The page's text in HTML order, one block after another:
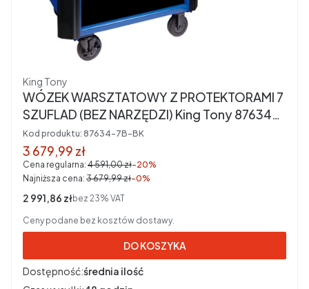
Producent
King Tony
WÓZEK WARSZTATOWY Z PROTEKTORAMI 7
SZUFLAD (BEZ NARZĘDZI) King Tony 87634-
7B-BK
Kod produktu: 87634-7B-BK
Cena promocyjna brutto
3 679,99 zł
Cena regularna: 4 591,00 zł-20%
Najniższa cena: 3 679,99 zł-0%
Cena netto
2 991,86 złbez 23% VAT
Ceny podane bez kosztów dostawy.
DO KOSZYKA
Dostępność:średnia ilość